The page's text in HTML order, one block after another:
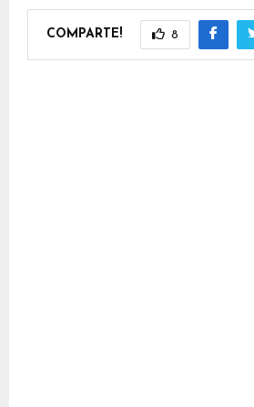
COMPARTE! 8